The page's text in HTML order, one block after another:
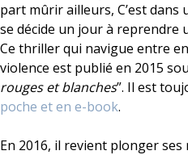
part mûrir ailleurs, C’est dans
se décide un jour à reprendre
Ce thriller qui navigue entre
violence est publié en 2015
rouges et blanches”. Il est
poche et en e-book.
En 2016, il revient plonger